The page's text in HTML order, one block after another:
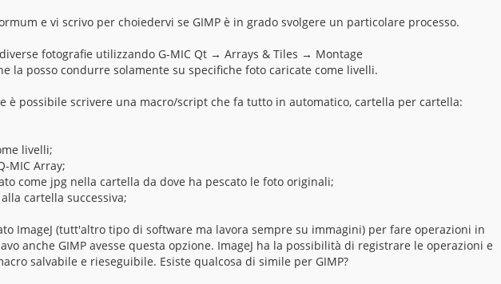
e vi scrivo per choiedervi se GIMP è in grado svolgere un particolare processo.
fotografie utilizzando G-MIC Qt → Arrays & Tiles → Montage
la posso condurre solamente su specifiche foto caricate come livelli.
è possibile scrivere una macro/script che fa tutto in automatico, cartella per cartella:
livelli;
MIC Array;
come jpg nella cartella da dove ha pescato le foto originali;
cartella successiva;
ImageJ (tutt'altro tipo di software ma lavora sempre su immagini) per fare operazioni in
anche GIMP avesse questa opzione. ImageJ ha la possibilità di registrare le operazioni e
salvabile e rieseguibile. Esiste qualcosa di simile per GIMP?